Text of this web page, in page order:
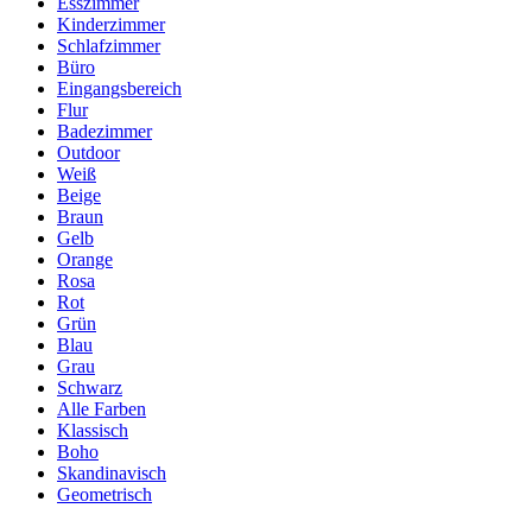
Kinderzimmer
Schlafzimmer
Büro
Eingangsbereich
Flur
Badezimmer
Outdoor
Weiß
Beige
Braun
Gelb
Orange
Rosa
Rot
Grün
Blau
Grau
Schwarz
Alle Farben
Klassisch
Boho
Skandinavisch
Geometrisch